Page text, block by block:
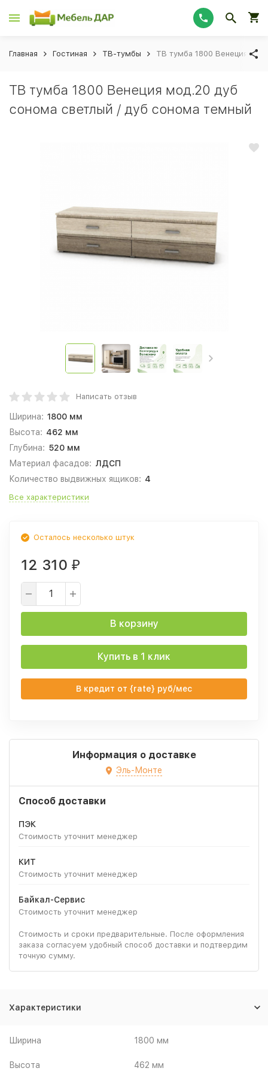
Главная Гостиная ТВ-тумбы ТВ тумба 1800 Венеция
ТВ тумба 1800 Венеция мод.20 дуб
сонома светлый / дуб сонома темный
Написать отзыв
Ширина: 1800 мм
Высота: 462 мм
Глубина: 520 мм
Материал фасадов: ЛДСП
Количество выдвижных ящиков: 4
Все характеристики
Осталось несколько штук
12 310 ₽
В корзину
Купить в 1 клик
В кредит от {rate} руб/мес
Информация о доставке
Эль-Монте
Способ доставки
ПЭК
Стоимость уточнит менеджер
КИТ
Стоимость уточнит менеджер
Байкал-Сервис
Стоимость уточнит менеджер
Стоимость и сроки предварительные. После оформления
заказа согласуем удобный способ доставки и подтвердим
точную сумму.
Характеристики
Ширина 1800 мм
Высота 462 мм